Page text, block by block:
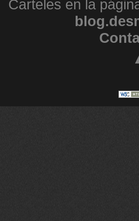
Carteles en la